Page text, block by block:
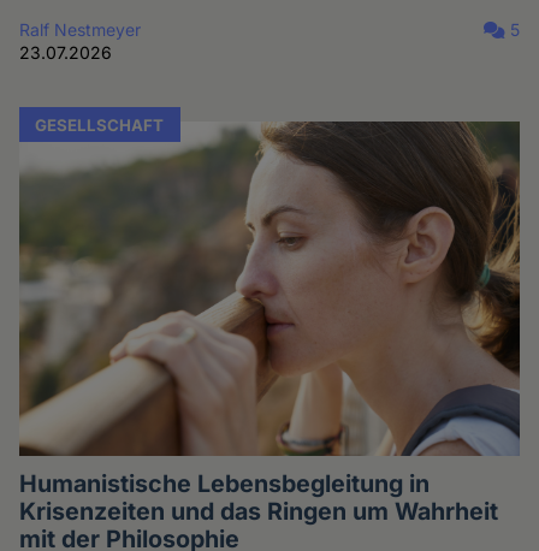
Ralf Nestmeyer
23.07.2026
5
GESELLSCHAFT
Humanistische Lebensbegleitung in
Krisenzeiten und das Ringen um Wahrheit
mit der Philosophie